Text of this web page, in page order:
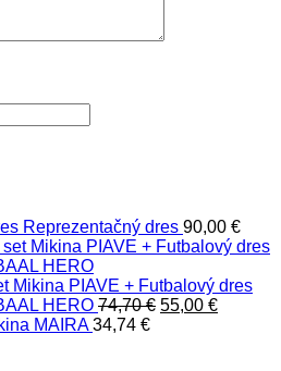
Reprezentačný dres 90,00 €
Mikina PIAVE + Futbalový dres
HERO 74,70€ Pôvodná
55,00 €
MAIRA 34,74 €